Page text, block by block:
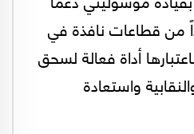
من قطاعات نافذة في
أداة فعالة لسحق
واستعادة